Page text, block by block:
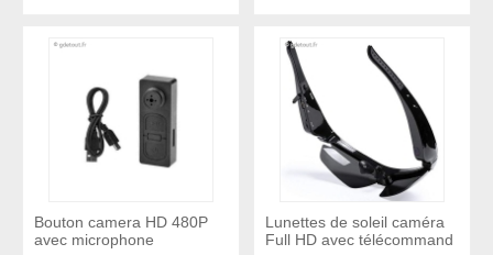
Bouton camera HD 480P
avec microphone
Lunettes de soleil caméra
Full HD avec télécommand